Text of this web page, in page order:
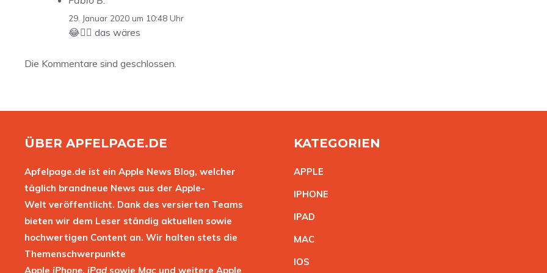
29. Januar 2020 um 10:48 Uhr
😂👍🏼 das wäres
Die Kommentare sind geschlossen.
ÜBER APFELPAGE.DE
Apfelpage.de ist ein Apple News Blog, welcher
täglich brandneue News aus der Apple-
Welt veröffentlicht. Dank des versierten Teams
bieten wir dem Leser ständig aktuellen sowie
hochwertigen Content an. Wir halten stets die
Themenschwerpunkte
Apple iPhone, iPad sowie Mac und weitere Apple
KATEGORIEN
APPLE
IPHONE
IPAD
MAC
IOS